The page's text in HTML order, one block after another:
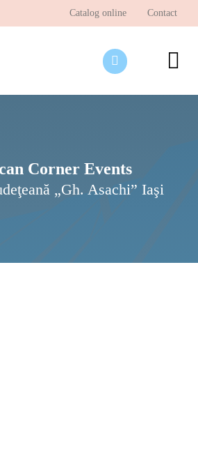
Catalog online Contact
Corner Events
„Gh. Asachi” Iaşi